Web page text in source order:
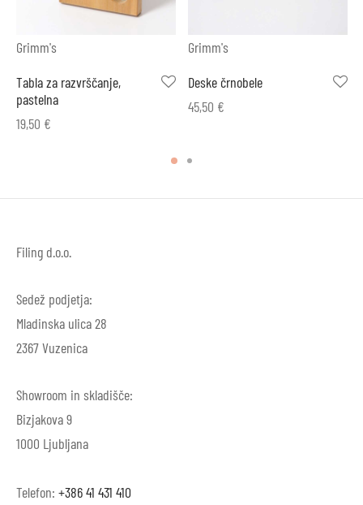
Grimm's
Tabla za razvrščanje,
pastelna
19,50 €
Grimm's
Deske črnobele
45,50 €
Filing d.o.o.
Sedež podjetja:
Mladinska ulica 28
2367 Vuzenica
Showroom in skladišče:
Bizjakova 9
1000 Ljubljana
Telefon: +386 41 431 410